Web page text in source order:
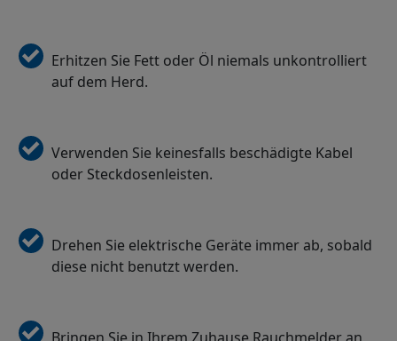
Erhitzen Sie Fett oder Öl niemals unkontrolliert
auf dem Herd.
Verwenden Sie keinesfalls beschädigte Kabel
oder Steckdosenleisten.
Drehen Sie elektrische Geräte immer ab, sobald
diese nicht benutzt werden.